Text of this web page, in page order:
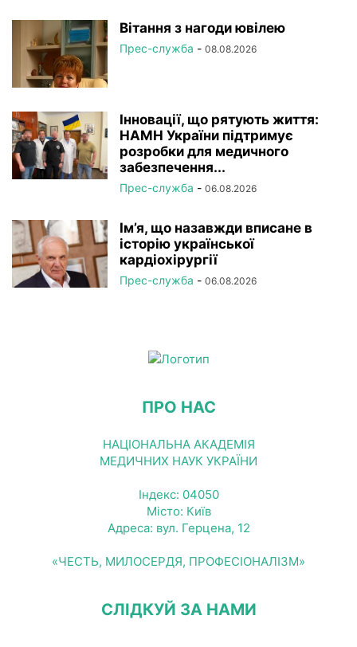
Вітання з нагоди ювілею
Прес-служба - 08.08.2026
Інновації, що рятують життя:
НАМН України підтримує
розробки для медичного
забезпечення...
Прес-служба - 06.08.2026
Ім’я, що назавжди вписане в
історію української
кардіохірургії
Прес-служба - 06.08.2026
ПРО НАС
НАЦІОНАЛЬНА АКАДЕМІЯ
МЕДИЧНИХ НАУК УКРАЇНИ
Індекс: 04050
Місто: Київ
Адреса: вул. Герцена, 12
«ЧЕСТЬ, МИЛОСЕРДЯ, ПРОФЕСІОНАЛІЗМ»
СЛІДКУЙ ЗА НАМИ